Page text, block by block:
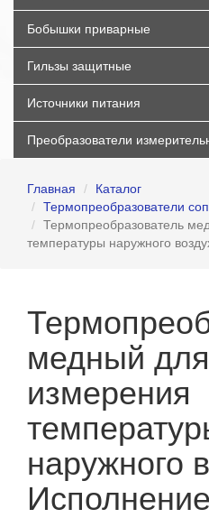
Бобышки приварные
Гильзы защитные
Источники питания
Преобразователи
Главная
Каталог
Термопреобразователи
Термопреобразователь
температуры наружного
медный для
измерения
наружного